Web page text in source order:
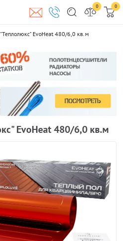
0 0
EvoHeat 480/6,0 кв.м
EvoHeat 480/6,0 кв.м